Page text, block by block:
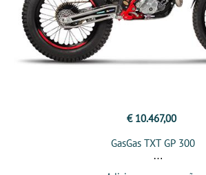
€ 10.467,00
GasGas TXT GP 300